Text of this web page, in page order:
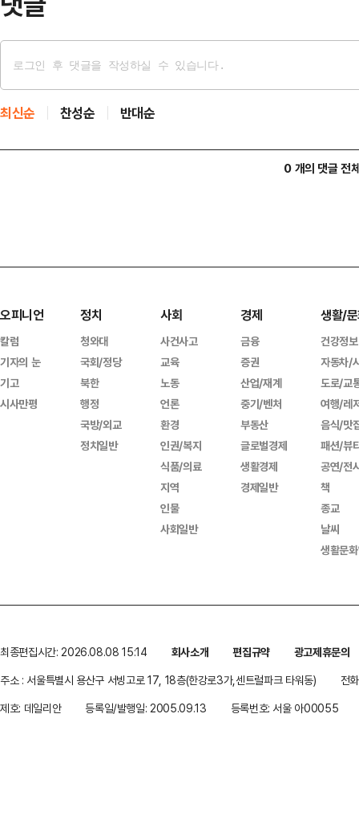
최신순 찬성순 반대순
0 개의 댓글 전
오피니언
칼럼
기자의 눈
기고
시사만평
정치
청와대
국회/정당
북한
행정
국방/외교
정치일반
사회
사건사고
교육
노동
언론
환경
인권/복지
식품/의료
지역
인물
사회일반
경제
금융
증권
산업/재계
중기/벤처
부동산
글로벌경제
생활경제
경제일반
생활/
건강정보
자동차/
도로/교
여행/레
음식/맛
패션/뷰
공연/전
책
종교
날씨
생활문
최종편집시간: 2026.08.08 15:14 회사소개 편집규약
광고제휴문의
주소 : 서울특별시 용산구 서빙고로 17, 18층(한강로3가,센트럴파크 타워동)
전
제호: 데일리안
등록일/발행일: 2005.09.13 등록번호: 서울 아00055